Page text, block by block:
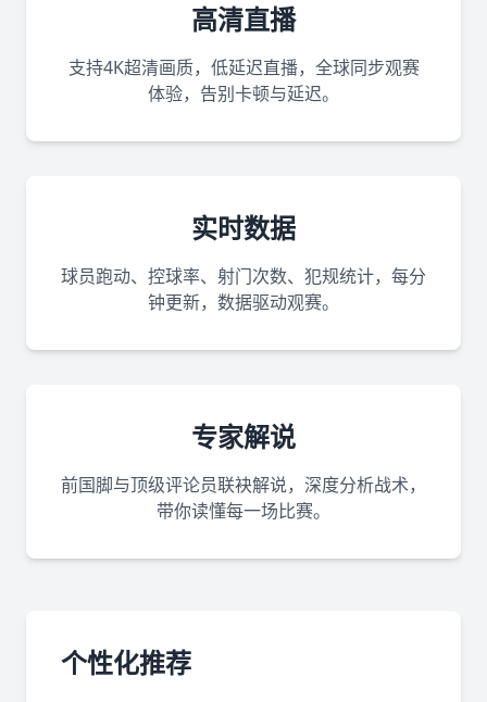
高清直播
支持4K超清画质，低延迟直播，全球同步观赛
体验，告别卡顿与延迟。
实时数据
球员跑动、控球率、射门次数、犯规统计，每分
钟更新，数据驱动观赛。
专家解说
前国脚与顶级评论员联袂解说，深度分析战术，
带你读懂每一场比赛。
个性化推荐